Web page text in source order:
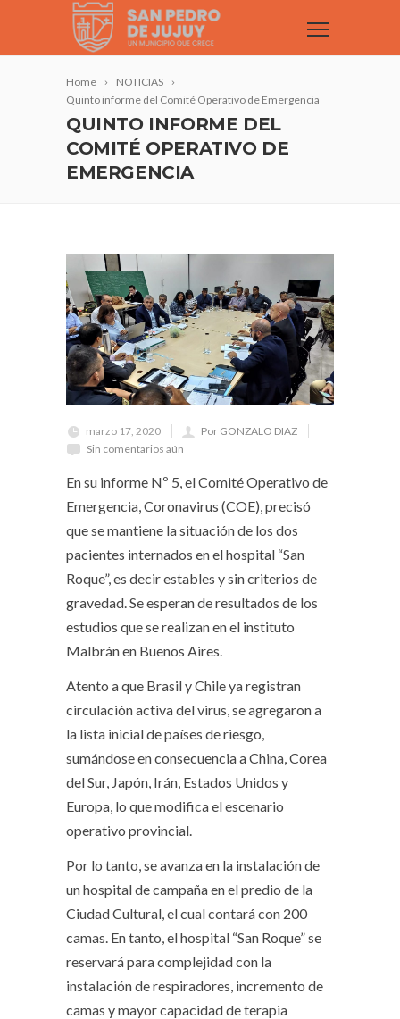
Home
NOTICIAS
Quinto informe del Comité Operativo de Emergencia
QUINTO INFORME DEL
COMITÉ OPERATIVO DE
EMERGENCIA
marzo 17, 2020
Por GONZALO DIAZ
Sin comentarios aún
En su informe Nº 5, el Comité Operativo de
Emergencia, Coronavirus (COE), precisó
que se mantiene la situación de los dos
pacientes internados en el hospital “San
Roque”, es decir estables y sin criterios de
gravedad. Se esperan de resultados de los
estudios que se realizan en el instituto
Malbrán en Buenos Aires.
Atento a que Brasil y Chile ya registran
circulación activa del virus, se agregaron a
la lista inicial de países de riesgo,
sumándose en consecuencia a China, Corea
del Sur, Japón, Irán, Estados Unidos y
Europa, lo que modifica el escenario
operativo provincial.
Por lo tanto, se avanza en la instalación de
un hospital de campaña en el predio de la
Ciudad Cultural, el cual contará con 200
camas. En tanto, el hospital “San Roque” se
reservará para complejidad con la
instalación de respiradores, incremento de
camas y mayor capacidad de terapia